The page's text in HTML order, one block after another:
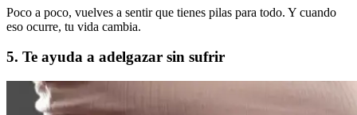
Poco a poco, vuelves a sentir que tienes pilas para todo. Y cuando
eso ocurre, tu vida cambia.
5. Te ayuda a adelgazar sin sufrir